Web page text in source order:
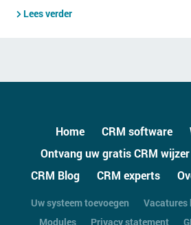
Lees verder
Home CRM software
Ontvang uw gratis CRM wijzer
CRM Blog
CRM experts
Uw systeem toevoegen
Vacatures
Modules
Privacy statement